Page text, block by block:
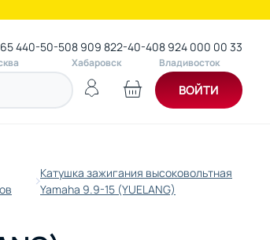
440-50-508 909 822-40-40
Хабаровск
8 924 000 00 33
Владивосток
ВОЙТИ
Катушка зажигания высоковольтная
Yamaha 9.9-15 (YUELANG)